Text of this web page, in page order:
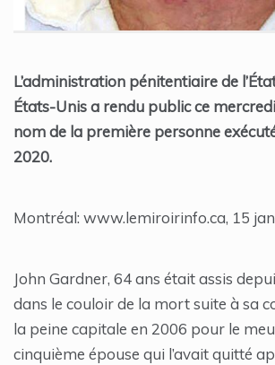
L’administration pénitentiaire de
États-Unis a rendu public ce
nom de la première personne
2020.
Montréal: www.lemiroirinfo.ca, 15
John Gardner, 64 ans était assis
dans le couloir de la mort suite à sa
la peine capitale en 2006 pour le
cinquième épouse qui l’avait quitté